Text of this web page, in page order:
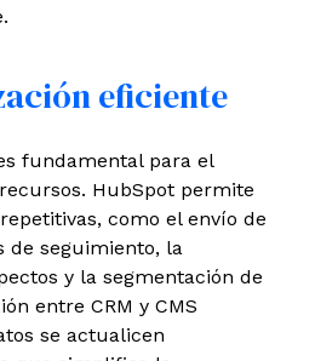
eficiente
fundamental para el
HubSpot permite
como el envío de
de seguimiento, la
y la segmentación de
entre CRM y CMS
se actualicen